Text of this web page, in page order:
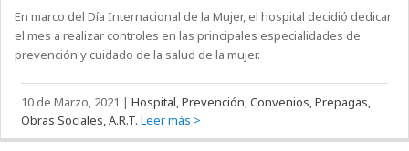
En marco del Día Internacional de la Mujer, el hospital decidió dedicar
el mes a realizar controles en las principales especialidades de
prevención y cuidado de la salud de la mujer.
10 de Marzo, 2021 |Hospital, Prevención, Convenios, Prepagas,
Obras Sociales, A.R.T. Leer más >